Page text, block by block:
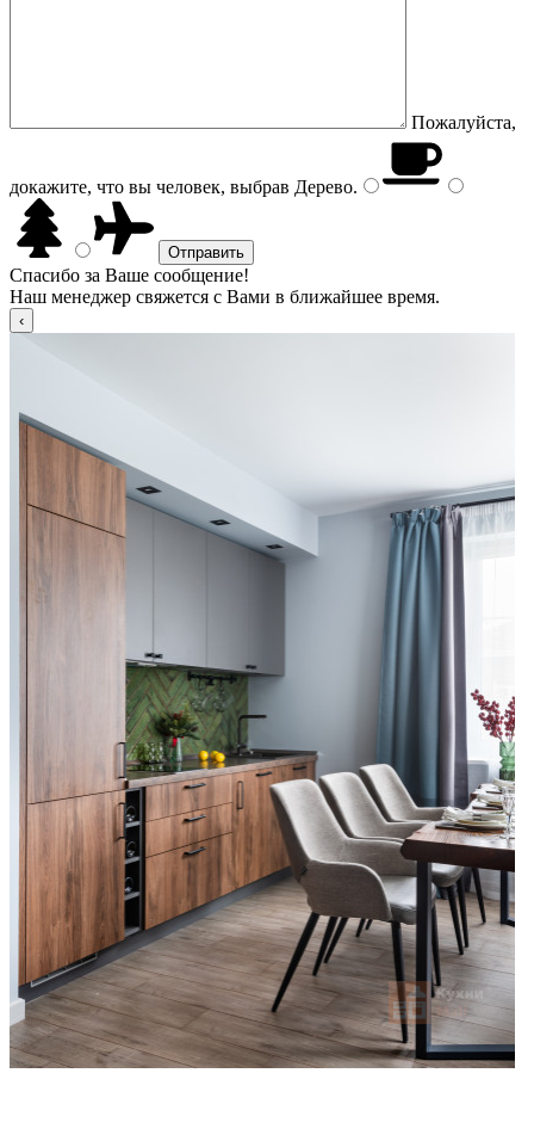
Пожалуйста,
докажите, что вы человек, выбрав Дерево.
Спасибо за Ваше сообщение!
Наш менеджер свяжется с Вами в ближайшее время.